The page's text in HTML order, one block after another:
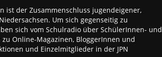
ist der Zusammenschluss jugendeigener,
Um sich gegenseitig zu
sich vom Schulradio über SchülerInnen- und
Online-Magazinen, BloggerInnen und
und Einzelmitglieder in der JPN